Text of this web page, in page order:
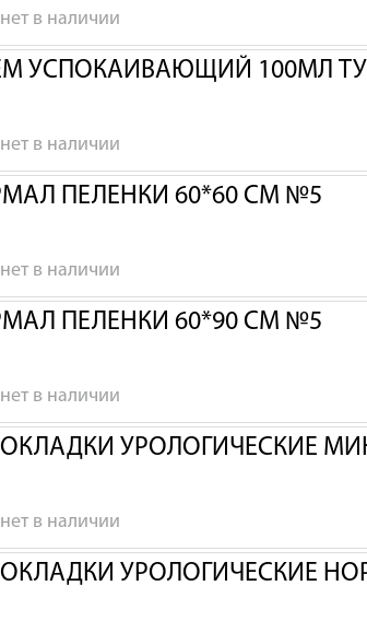
нет в наличии
УСПОКАИВАЮЩИЙ 100МЛ
нет в наличии
ПЕЛЕНКИ 60*60 СМ №5
нет в наличии
ПЕЛЕНКИ 60*90 СМ №5
нет в наличии
УРОЛОГИЧЕСКИЕ
нет в наличии
УРОЛОГИЧЕСКИЕ